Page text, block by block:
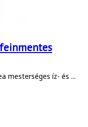
mesterséges íz- és ...